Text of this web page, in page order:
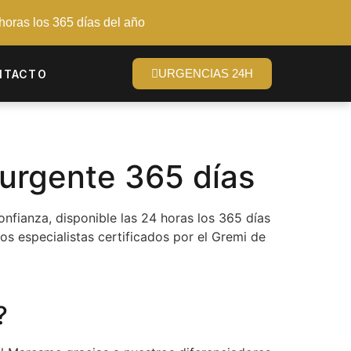
los 365 días del año
URGENCIAS 24H
365 días
disponible las 24 horas los 365 días
especialistas certificados por el Gremi de